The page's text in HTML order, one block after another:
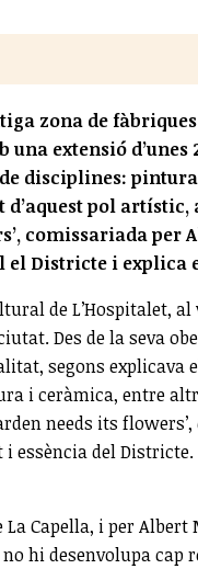
zona de
una extensió
disciplines:
pol artístic,
comissariada
el Districte i explica
de L’Hospitalet,
Des de la seva
segons explicava
i ceràmica, entre
needs its
essència del Districte.
Capella, i per
hi desenvolupa cap